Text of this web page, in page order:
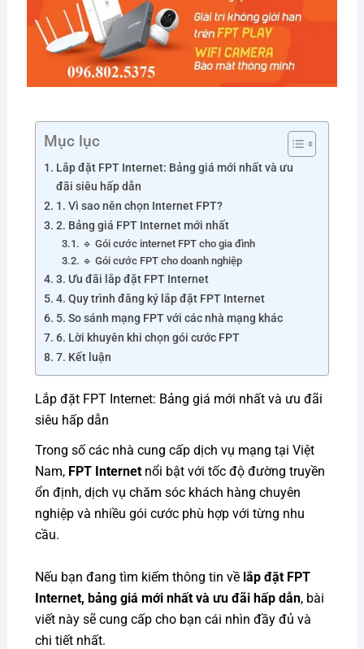
Mục lục
Lắp đặt FPT Internet: Bảng giá mới nhất và ưu
đãi siêu hấp dẫn
1. Vì sao nên chọn Internet FPT?
2. Bảng giá FPT Internet mới nhất
🔹 Gói cước internet FPT cho gia đình
🔹 Gói cước FPT cho doanh nghiệp
3. Ưu đãi lắp đặt FPT Internet
4. Quy trình đăng ký lắp đặt FPT Internet
5. So sánh mạng FPT với các nhà mạng khác
6. Lời khuyên khi chọn gói cước FPT
7. Kết luận
Lắp đặt FPT Internet: Bảng giá mới nhất và ưu đãi
siêu hấp dẫn
Trong số các nhà cung cấp dịch vụ mạng tại Việt
Nam, FPT Internetnổi bật với tốc độ đường truyền
ổn định, dịch vụ chăm sóc khách hàng chuyên
nghiệp và nhiều gói cước phù hợp với từng nhu
cầu.
Nếu bạn đang tìm kiếm thông tin về lắp đặt FPT
Internet, bảng giá mới nhất và ưu đãi hấp dẫn, bài
viết này sẽ cung cấp cho bạn cái nhìn đầy đủ và
chi tiết nhất.